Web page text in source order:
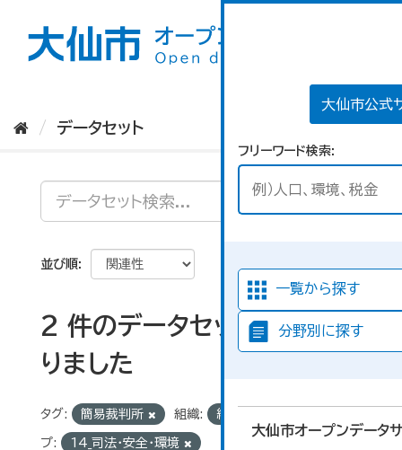
大仙市公式
フリーワード検索
一覧から探す
分野別に探す
大仙市オープンデータ
データセット
並び順
2 件のデータセットが見つか
りました
タグ: 簡易裁判所 組織: 総合政策課
プ: 14_司法・安全・環境